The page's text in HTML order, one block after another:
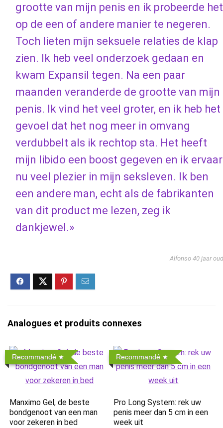
grootte van mijn penis en ik probeerde het
op de een of andere manier te negeren.
Toch lieten mijn seksuele relaties de klap
zien. Ik heb veel onderzoek gedaan en
kwam Expansil tegen. Na een paar
maanden veranderde de grootte van mijn
penis. Ik vind het veel groter, en ik heb het
gevoel dat het nog meer in omvang
verdubbelt als ik rechtop sta. Het heeft
mijn libido een boost gegeven en ik ervaar
nu veel plezier in mijn seksleven. Ik ben
een andere man, echt als de fabrikanten
van dit product me lezen, zeg ik
dankjewel.»
Alfonso 40 jaar oud
Analogues et produits connexes
Recommandé
Manximo Gel, de beste
bondgenoot van een man
voor zekeren in bed
Recommandé
Pro Long System: rek uw
penis meer dan 5 cm in een
week uit